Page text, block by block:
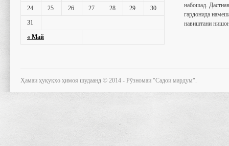
« Май
24
25 26 27 28 29
30
31
набошад.
гардонида
навиштани
Ҳамаи ҳуқуқҳо ҳимоя шудаанд © 2014 - Рӯзномаи "Садои мардум".